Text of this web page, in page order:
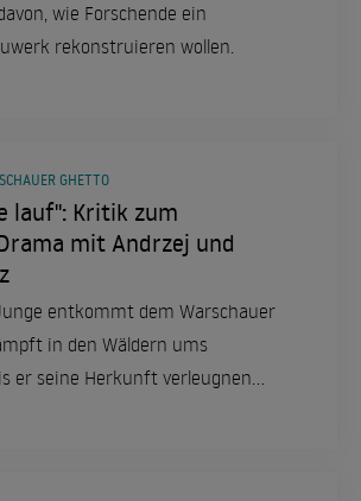
wie Forschende ein
rekonstruieren wollen.
GHETTO
lauf": Kritik zum
mit Andrzej und
entkommt dem Warschauer
in den Wäldern ums
er seine Herkunft verleugnen